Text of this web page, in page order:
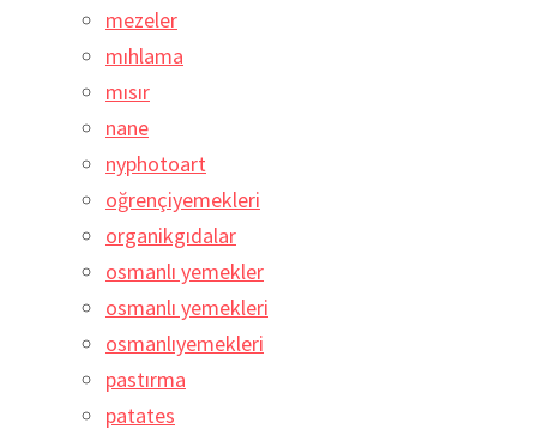
mezeler
mıhlama
mısır
nane
nyphotoart
oğrençiyemekleri
organikgıdalar
osmanlı yemekler
osmanlı yemekleri
osmanlıyemekleri
pastırma
patates